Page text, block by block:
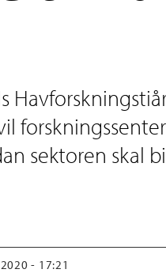
sektoren skal
- 17:21